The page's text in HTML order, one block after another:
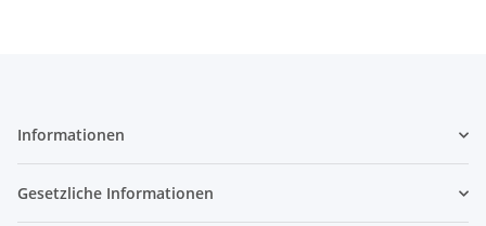
Informationen
Gesetzliche Informationen